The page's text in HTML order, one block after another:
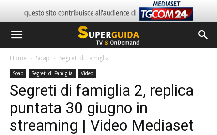
Home Soap Segreti di Famiglia
Soap Segreti di Famiglia Video
Segreti di famiglia 2, replica
puntata 30 giugno in
streaming | Video Mediaset